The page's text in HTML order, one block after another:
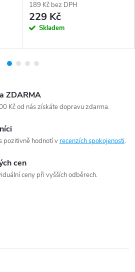
ZDARMA
Kč od nás získáte dopravu zdarma.
pozitivně hodnotí v recenzích spokojenosti.
cen
ceny při vyšších odběrech.
189 Kč bez DPH
229 Kč
Skladem